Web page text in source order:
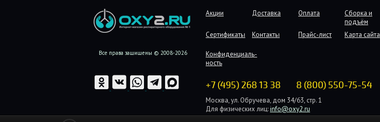
Все права защищены © 2008-2026
Акции Доставка Оплата
Сборка и
подъём
Сертификаты
Контакты Прайс-лист Карта сайта
Конфиденциаль-
ность
+7 (495) 268 13 38 8 (800) 550-75-54
Москва, ул. Обручева, дом 34/63, стр. 1
Для физических лиц:info@oxy2.ru
Для юридических лиц:b2b@oxy2.ru